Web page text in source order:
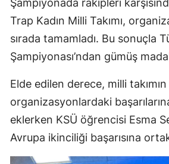
Trap Kadın Milli Takımı,
sırada tamamladı. Bu sonuçla
Şampiyonası’ndan gümüş
Elde edilen derece, milli takımın
organizasyonlardaki
eklerken KSÜ öğrencisi Esma
Avrupa ikinciliği başarısına